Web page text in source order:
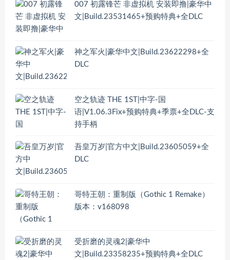
007 初露锋芒 非虚拟机 安装即撸|豪华中
文|Build.23531465+预购特典+全DLC
神之军火|豪华中文|Build.23622298+全
DLC
空之轨迹 THE 1ST|中字-国
语|V1.06.3Fix+预购特典+季票+全DLC-支
持手柄
吾皇万岁|官方中文|Build.23605059+全
DLC
哥特王朝：重制版（Gothic 1 Remake）
版本：v168098
受折磨的灵魂2|豪华中
文|Build.23358235+预购特典+全DLC